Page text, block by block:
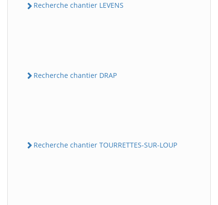
Recherche chantier LEVENS
Recherche chantier DRAP
Recherche chantier TOURRETTES-SUR-LOUP